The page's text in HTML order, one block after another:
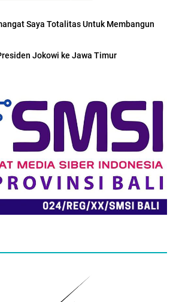
Saya Totalitas Untuk Membangun
Jokowi ke Jawa Timur